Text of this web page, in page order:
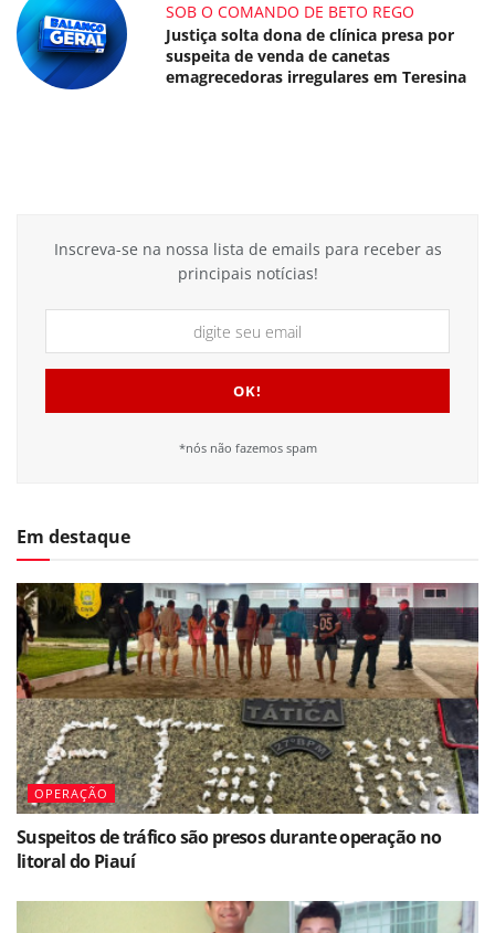
SOB O COMANDO DE BETO REGO
Justiça solta dona de clínica presa por
suspeita de venda de canetas
emagrecedoras irregulares em Teresina
Inscreva-se na nossa lista de emails para receber as
principais notícias!
*nós não fazemos spam
Em destaque
OPERAÇÃO
Suspeitos de tráfico são presos durante operação no
litoral do Piauí